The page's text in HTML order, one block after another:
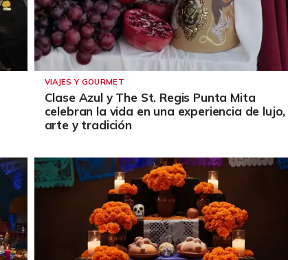
VIAJES Y GOURMET
Clase Azul y The St. Regis Punta Mita
celebran la vida en una experiencia de lujo,
arte y tradición